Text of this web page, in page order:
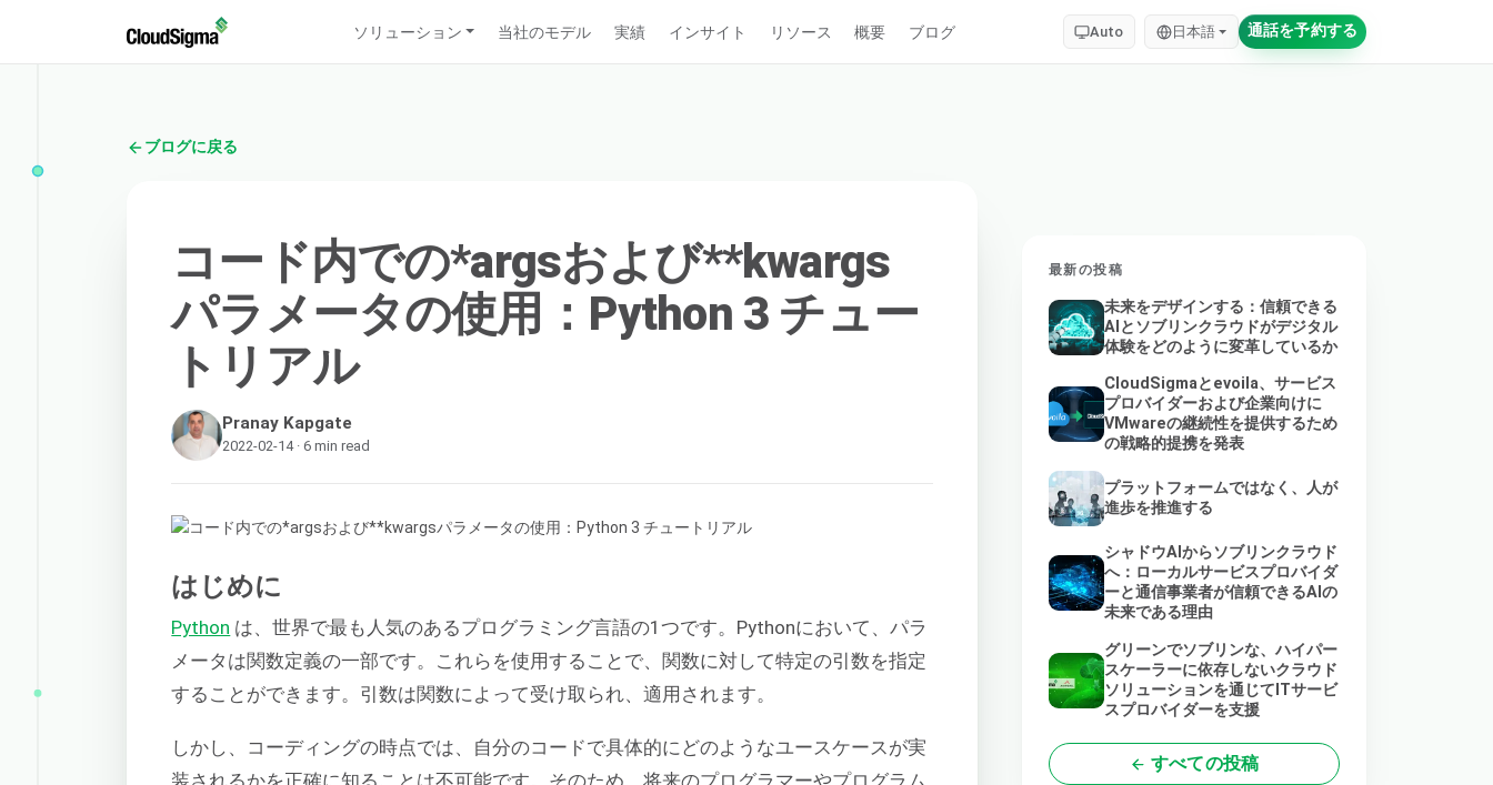
ソリューション 当社のモデル 実績 インサイト リソース 概要 ブログ Auto 日本語 通話を予約する
ブログに戻る
コード内での*argsおよび**kwargs
パラメータの使用：Python 3 チュー
トリアル
Pranay Kapgate
2022-02-14 · 6 min read
はじめに
Python は、世界で最も人気のあるプログラミング言語の1つです。Pythonにおいて、パラ
メータは関数定義の一部です。これらを使用することで、関数に対して特定の引数を指定
することができます。引数は関数によって受け取られ、適用されます。
しかし、コーディングの時点では、自分のコードで具体的にどのようなユースケースが実
装されるかを正確に知ることは不可能です。そのため、将来のプログラマーやプログラム
最新の投稿
未来をデザインする：信頼できる
AIとソブリンクラウドがデジタル
体験をどのように変革しているか
CloudSigmaとevoila、サービス
プロバイダーおよび企業向けに
VMwareの継続性を提供するため
の戦略的提携を発表
プラットフォームではなく、人が
進歩を推進する
シャドウAIからソブリンクラウド
へ：ローカルサービスプロバイダ
ーと通信事業者が信頼できるAIの
未来である理由
グリーンでソブリンな、ハイパー
スケーラーに依存しないクラウド
ソリューションを通じてITサービ
スプロバイダーを支援
すべての投稿